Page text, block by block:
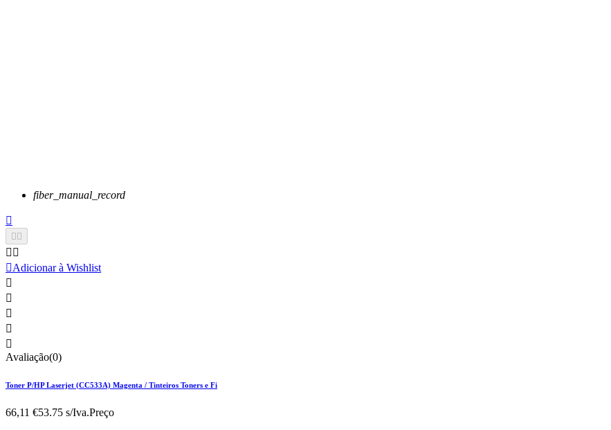
fiber_manual_record

 
 
Adicionar à Wishlist





Avaliação(0)
Toner P/HP Laserjet (CC533A) Magenta / Tinteiros Toners e Fi
66,11 €53.75 s/Iva.Preço